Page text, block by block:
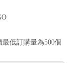
低訂購量為500個